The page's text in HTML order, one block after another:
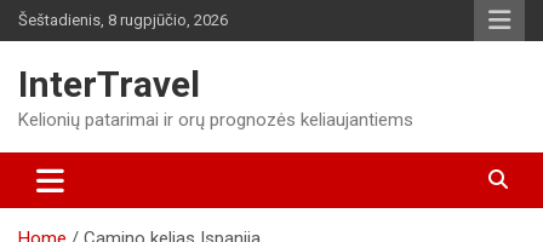
Skip
to
Šeštadienis, 8 rugpjūčio, 2026
InterTravel
Kelionių patarimai ir orų prognozės keliaujantiems